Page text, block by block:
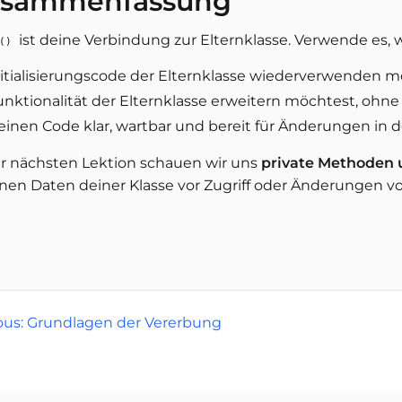
ist deine Verbindung zur Elternklasse. Verwende es,
der Elternklasse wiederverwenden
der Elternklasse erweitern möchtest, ohne
Code klar, wartbar und bereit für Änderungen in
nächsten Lektion schauen wir uns private Methoden
Daten deiner Klasse vor Zugriff oder Änderungen
Grundlagen der Vererbung